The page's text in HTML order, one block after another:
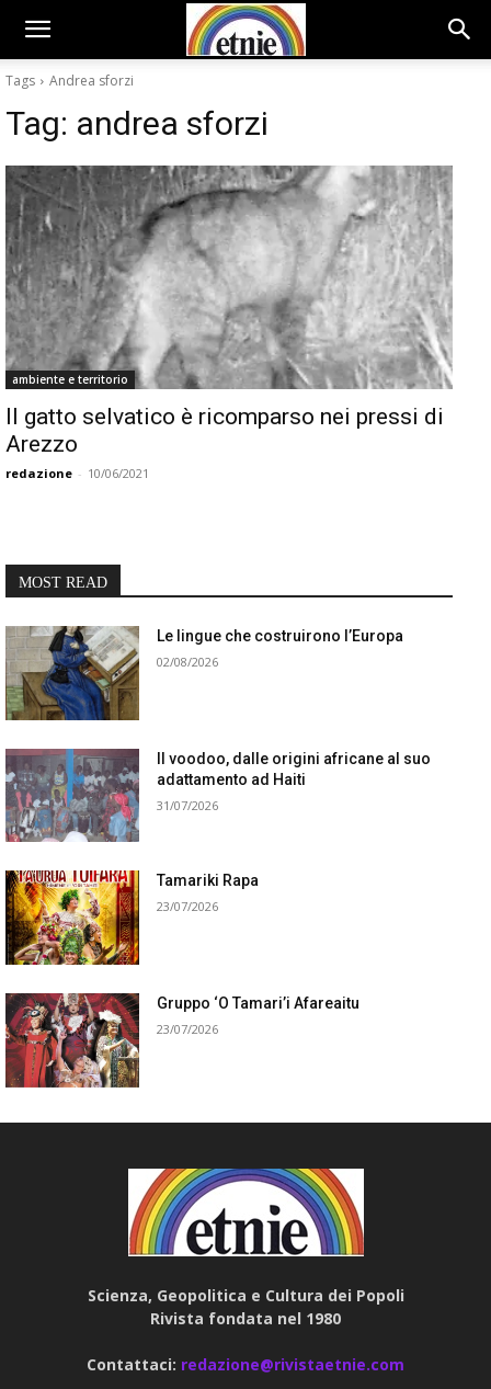
Tags Andrea sforzi
Tag: andrea sforzi
ambiente e territorio
Il gatto selvatico è ricomparso nei pressi di
Arezzo
redazione - 10/06/2021
MOST READ
Le lingue che costruirono l’Europa
02/08/2026
Il voodoo, dalle origini africane al suo
adattamento ad Haiti
31/07/2026
Tamariki Rapa
23/07/2026
Gruppo ‘O Tamari’i Afareaitu
23/07/2026
Scienza, Geopolitica e Cultura dei Popoli
Rivista fondata nel 1980
Contattaci: redazione@rivistaetnie.com